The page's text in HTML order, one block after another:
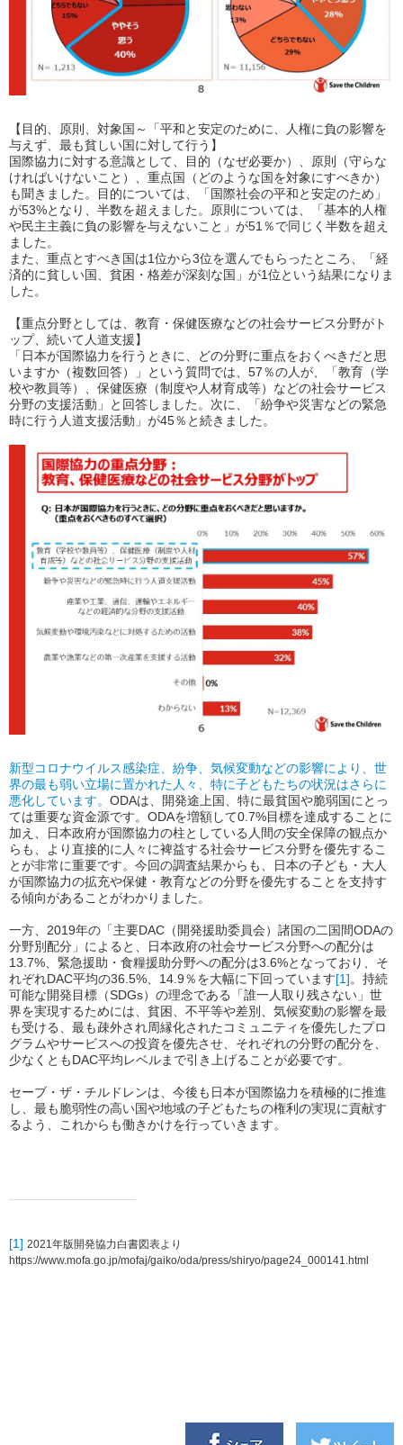
【目的、原則、対象国～「平和と安定のために、人権に負の影響を
与えず、最も貧しい国に対して行う】
国際協力に対する意識として、目的（なぜ必要か）、原則（守らな
ければいけないこと）、重点国（どのような国を対象にすべきか）
も聞きました。
目的については、「国際社会の平和と安定のため」
が53%となり、半数を超えました。原則については、「基本的人権
や民主主義に負の影響を与えないこと」が51 ％で同じく半数を超え
ました。
また、重点とすべき国は1位から3位を選んでもらったところ、「経
済的に貧しい国、貧困・格差が深刻な国」が1位という結果になりま
した。
【重点分野としては、教育・保健医療などの社会サービス分野がト
ップ、続いて人道支援】
「日本が国際協力を行うときに、どの分野に重点をおくべきだと思
いますか（複数回答）」という質問では、 57％の人が、「教育（学
校や教員等）、保健医療（制度や人材育成等）などの社会サービス
分野の支援活動」と回答しました。次に、「紛争や災害などの緊急
時に行う人道支援活動」が45％と続きました。
新型コロナウイルス感染症、紛争、気候変動などの影響により、世
界の最も弱い立場に置かれた人々、特に子どもたちの状況はさらに
悪化しています。 ODAは、開発途上国、特に最貧国や脆弱国にとっ
ては重要な資金源です。 ODAを増額して0.7%目標を達成することに
加え、日本政府が国際協力の柱としている人間の安全保障の観点か
らも、より直接的に人々に裨益する社会サービス分野を優先するこ
とが非常に重要です。今回の調査結果からも、日本の子ども・大人
が国際協力の拡充や保健・教育などの分野を優先することを支持す
る傾向があることがわかりました。
一方、 2019年の「主要DAC （開発援助委員会）諸国の二国間ODAの
分野別配分」によると、日本政府の社会サービス分野への配分は
13.7% 、緊急援助・食糧援助分野への配分は3.6%となっており、そ
れぞれDAC平均の36.5% 14.9％を大幅に下回っています[1]。持続
可能な開発目標（SDGs）の理念である「誰一人取り残さない」世
界を実現するためには、貧困、不平等や差別、気候変動の影響を最
も受ける、最も疎外され周縁化されたコミュニティを優先したプロ
グラムやサービスへの投資を優先させ、それぞれの分野の配分を、
少なくともDAC平均レベルまで引き上げることが必要です。
セーブ・ザ・チルドレンは、今後も日本が国際協力を積極的に推進
し、最も脆弱性の高い国や地域の子どもたちの権利の実現に貢献す
るよう、これからも働きかけを行っていきます。
[1] 2021年版開発協力白書図表より
https://www.mofa.go.jp/mofaj/gaiko/oda/press/shiryo/page24_000141.html